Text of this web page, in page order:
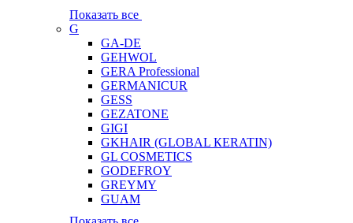
Показать все
G
GA-DE
GEHWOL
GERA Professional
GERMANICUR
GESS
GEZATONE
GIGI
GKHAIR (GLOBAL КЕRATIN)
GL COSMETICS
GODEFROY
GREYMY
GUAM